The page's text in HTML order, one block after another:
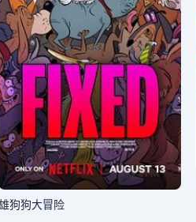
狗狗大冒险